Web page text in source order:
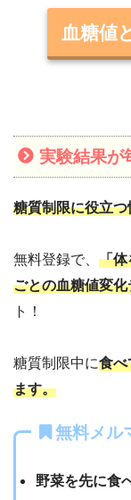
血糖値
実験結果が
糖質制限に役立つ
無料登録で、 「
ごとの血糖値変
ト！
糖質制限中に食べ
ます。
無料メル
野菜を先に食